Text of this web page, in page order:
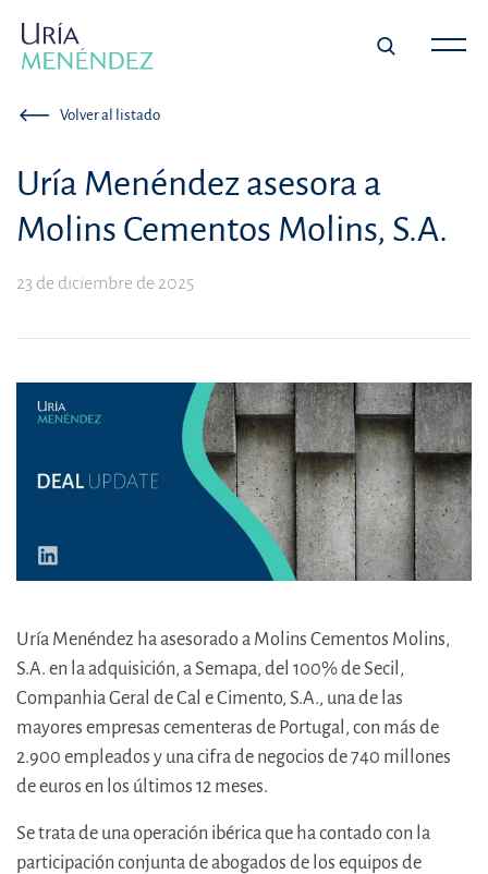
Volver al listado
Uría Menéndez asesora a
Molins Cementos Molins, S.A.
23 de diciembre de 2025
Uría Menéndez ha asesorado a Molins Cementos Molins,
S.A. en la adquisición, a Semapa, del 100% de Secil,
Companhia Geral de Cal e Cimento, S.A., una de las
mayores empresas cementeras de Portugal, con más de
2.900 empleados y una cifra de negocios de 740 millones
de euros en los últimos 12 meses.
Se trata de una operación ibérica que ha contado con la
participación conjunta de abogados de los equipos de